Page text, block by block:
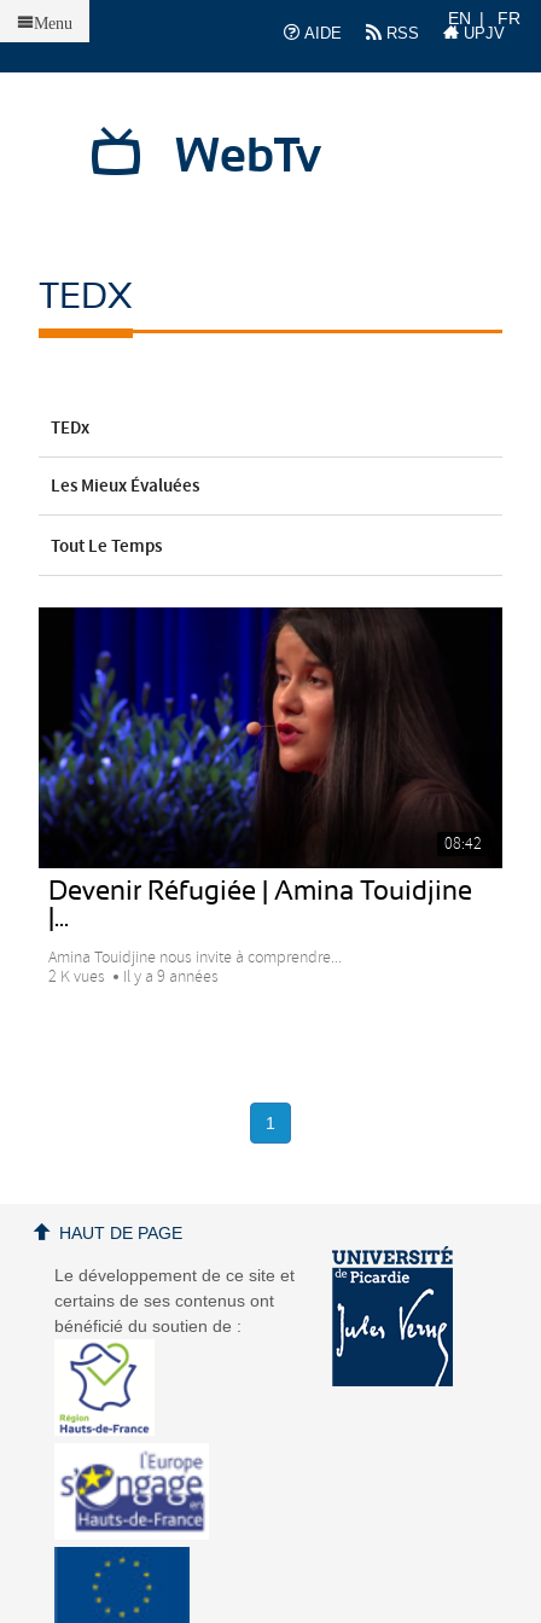
AIDE
RSS UPJV
EN FR
WebTv
Menu
TEDX
TEDx
Les Mieux Évaluées
Tout Le Temps
08:42
Devenir Réfugiée | Amina Touidjine
|...
Amina Touidjine nous invite à comprendre...
2 K vues
Il y a 9 années
1
Le développement de ce site et
certains de ses contenus ont
bénéficié du soutien de :
HAUT DE PAGE